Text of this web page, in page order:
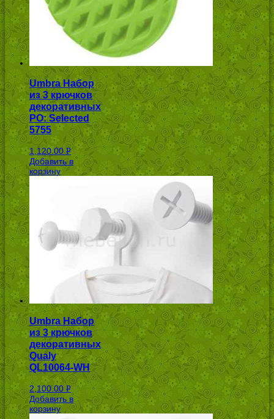
Umbra Набор
из 3 крючков
декоративных
PO: Selected
5755
1,120.00Р
УБ.
Добавить в
корзину
Umbra Набор
из 3 крючков
декоративных
Qualy
QL10064-WH
2,100.00 Р
УБ.
Добавить в
корзину